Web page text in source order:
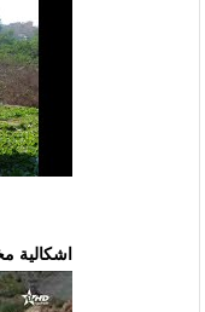
اشكالية